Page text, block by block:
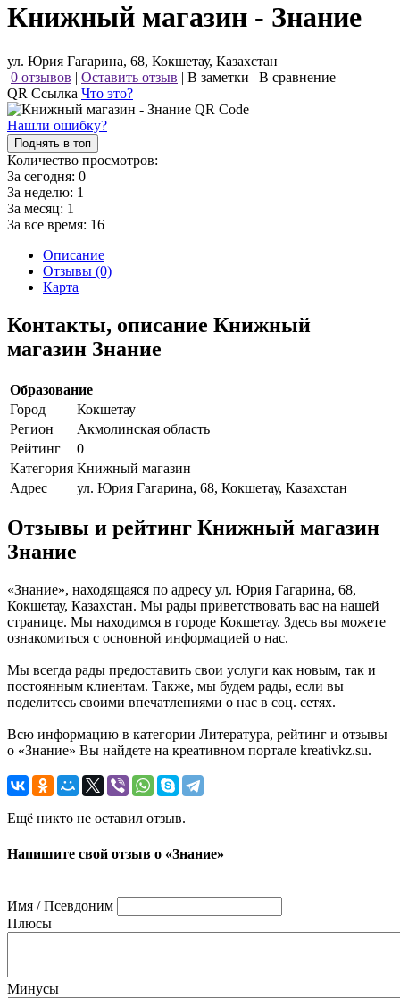
Книжный магазин - Знание
ул. Юрия Гагарина, 68, Кокшетау, Казахстан
0 отзывов | Оставить отзыв | В заметки | В сравнение
QR Ссылка Что это?
Нашли ошибку?
Поднять в топ
Количество просмотров:
За сегодня: 0
За неделю: 1
За месяц: 1
За все время: 16
Описание
Отзывы (0)
Карта
Контакты, описание Книжный
магазин Знание
Образование
Город
Кокшетау
Регион
Акмолинская область
Рейтинг
0
Категория Книжный магазин
Адрес
ул. Юрия Гагарина, 68, Кокшетау, Казахстан
Отзывы и рейтинг Книжный магазин
Знание
«Знание», находящаяся по адресу ул. Юрия Гагарина, 68,
Кокшетау, Казахстан. Мы рады приветствовать вас на нашей
странице. Мы находимся в городе Кокшетау. Здесь вы можете
ознакомиться с основной информацией о нас.
Мы всегда рады предоставить свои услуги как новым, так и
постоянным клиентам. Также, мы будем рады, если вы
поделитесь своими впечатлениями о нас в соц. сетях.
Всю информацию в категории Литература, рейтинг и отзывы
о «Знание» Вы найдете на креативном портале kreativkz.su.
Ещё никто не оставил отзыв.
Напишите свой отзыв о «Знание»
Имя / Псевдоним
Плюсы
Минусы